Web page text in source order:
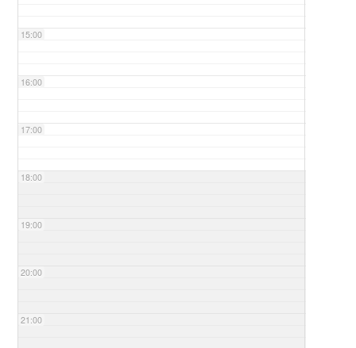
15:00
16:00
17:00
18:00
19:00
20:00
21:00